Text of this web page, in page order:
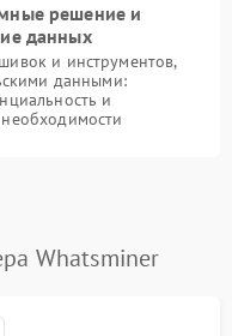
решение и
данных
и инструментов,
данными:
и
Whatsminer